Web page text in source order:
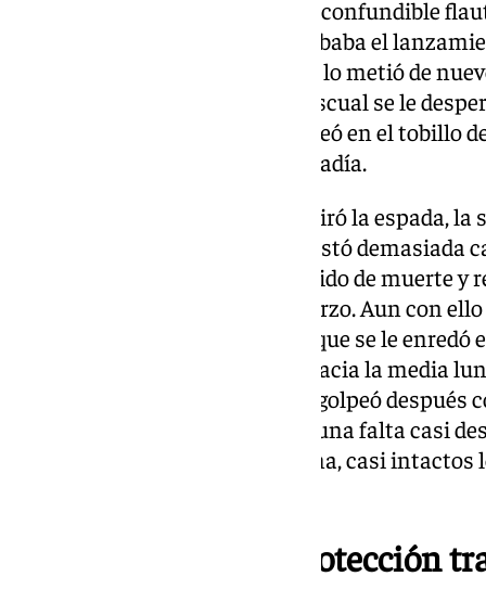
desde el rincón. Y allí, sonó la inconfundible
anunciar Arnaiz conforme combaba el
Manu Lama. El central, alejado, lo metió de
aliado que asestara el tajo. A Pascual se le
conforme le vino la pelota. Golpeó en el tobillo
la red para descolocar a Edgar Badía.
Cuando el león granadinista retiró la espada,
torso de la Cultu, que no manifestó demasiada
Granada vio a su adversario herido de muerte y
protegerse sin demasiado esfuerzo. Aun con
más al contragolpe, tan rápido que se le
Logró recortar para descargar hacia la media
El talaverano amagó primero y golpeó
mala uva tuvo Luis Chacón, en una falta casi
y por poco se fue por encima, casi
Ataque animado y protección